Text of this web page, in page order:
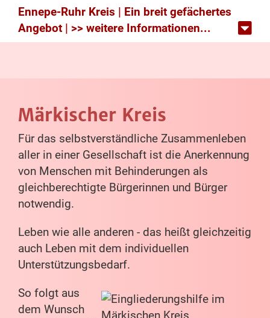
Ennepe-Ruhr Kreis | Ein breit gefächertes
Angebot | >> weitere Informationen...
Märkischer Kreis
Für das selbstverständliche Zusammenleben
aller in einer Gesellschaft ist die Anerkennung
von Menschen mit Behinderungen als
gleichberechtigte Bürgerinnen und Bürger
notwendig.
Leben wie alle anderen - das heißt gleichzeitig
auch Leben mit dem individuellen
Unterstützungsbedarf.
So folgt aus
dem Wunsch